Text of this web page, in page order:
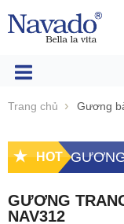
Trang chủ Gương
HOT
GƯƠNG
NAV312